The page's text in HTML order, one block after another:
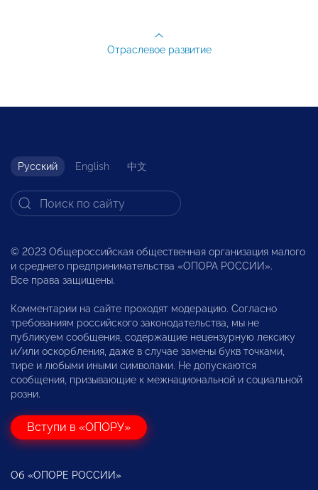
Отраслевое развитие
Русский English 中文
© 2023 Общероссийская общественная организация малого
и среднего предпринимательства «ОПОРА РОССИИ».
Все права защищены.
Комментарии на сайте проходят модерацию. Согласно
требованиям российского законодательства, мы не
публикуем сообщения, содержащие нецензурную лексику
и/или оскорбления, даже в случае замены букв точками,
тире и любыми иными символами. Не допускаются
сообщения, призывающие к межнациональной и социальной
розни.
Вступи в «ОПОРУ»
Об «ОПОРЕ РОССИИ»